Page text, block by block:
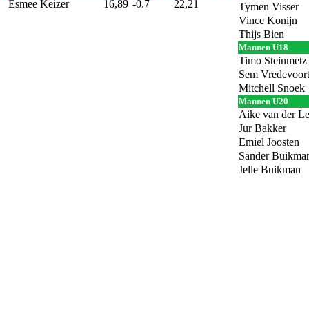
Esmee Keizer 16,89 -0.7 22,21
Tymen Visser
Vince Konijn
Thijs Bien
Mannen U18
Timo Steinmetz
Sem Vredevoort
Mitchell Snoek
Mannen U20
Aike van der
Jur Bakker
Emiel Joosten
Sander
Jelle Buikman